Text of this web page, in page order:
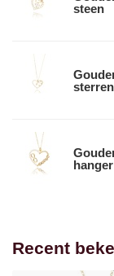
steen
sterren
hanger
Recent